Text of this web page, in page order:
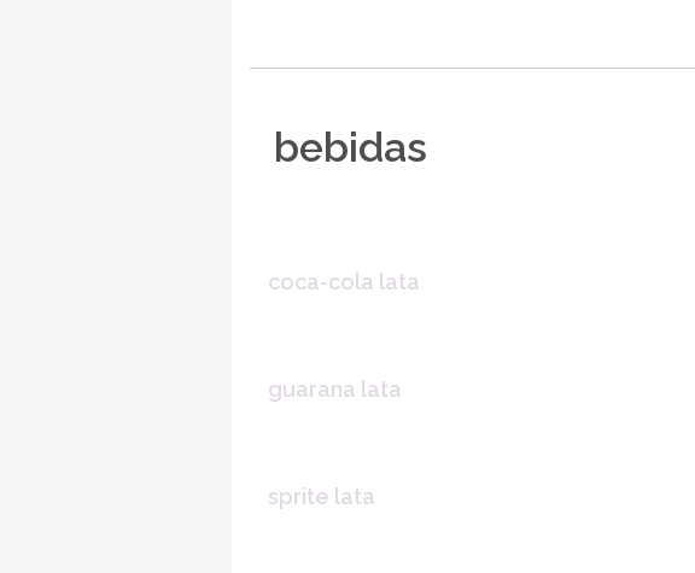
bebidas
coca-cola lata
guarana lata
sprite lata